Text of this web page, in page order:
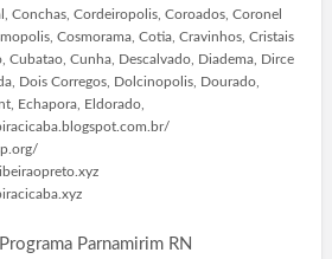
Conchas, Cordeiropolis, Coroados, Coronel
Cosmorama, Cotia, Cravinhos, Cristais
Cubatao, Cunha, Descalvado, Diadema, Dirce
Dois Corregos, Dolcinopolis, Dourado,
Echapora, Eldorado,
Parnamirim RN